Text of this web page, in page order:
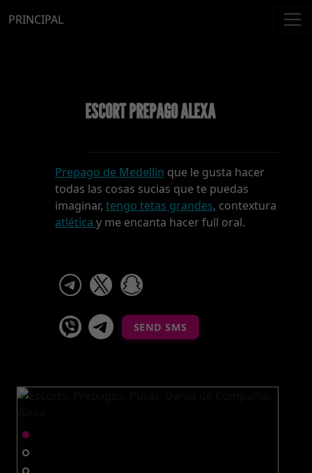
PRINCIPAL
ESCORT PREPAGO ALEXA
Prepago de Medellín que le gusta hacer
todas las cosas sucias que te puedas
imaginar, tengo tetas grandes, contextura
atlética y me encanta hacer full oral.
telegram
viber Telegram La Celestina
SEND SMS